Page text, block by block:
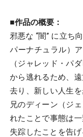
■作品の概要：
邪悪な “闇” に立ち
パーナチュラル）
（ジャレッド・パ
から逃れるため、
去り、新しい人生
兄のディーン（ジ
れたことで事態は
失踪したことを告